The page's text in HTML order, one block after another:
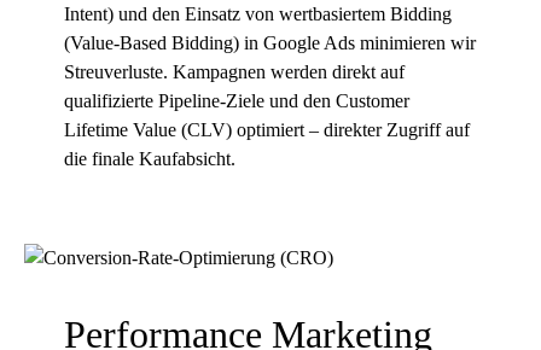
Intent) und den Einsatz von wertbasiertem Bidding
(Value-Based Bidding) in Google Adsminimieren wir
Streuverluste. Kampagnen werden direkt auf
qualifizierte Pipeline-Ziele und den Customer
Lifetime Value (CLV) optimiert – direkter Zugriff auf
die finale Kaufabsicht.
Performance Marketing